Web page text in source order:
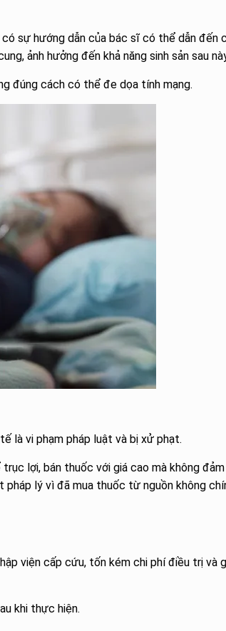
sự hướng dẫn của bác sĩ có thể dẫn đến
ảnh hưởng đến khả năng sinh sản sau
đúng cách có thể đe dọa tính mạng.
là vi phạm pháp luật và bị xử phạt.
lợi, bán thuốc với giá cao mà không
lý vì đã mua thuốc từ nguồn không
viện cấp cứu, tốn kém chi phí điều trị và
khi thực hiện.